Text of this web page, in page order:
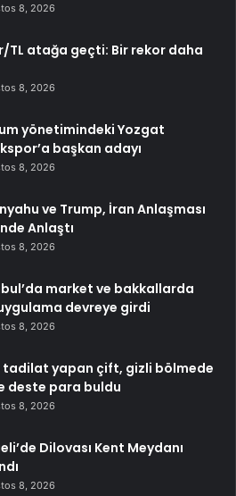
8, 2026
TL atağa geçti: Bir rekor daha
8, 2026
yönetimindeki Yozgat
başkan adayı
8, 2026
ve Trump, İran Anlaşması
Anlaştı
8, 2026
market ve bakkallarda
devreye girdi
8, 2026
tadilat yapan çift, gizli bölmede
deste para buldu
8, 2026
Dilovası Kent Meydanı
8, 2026